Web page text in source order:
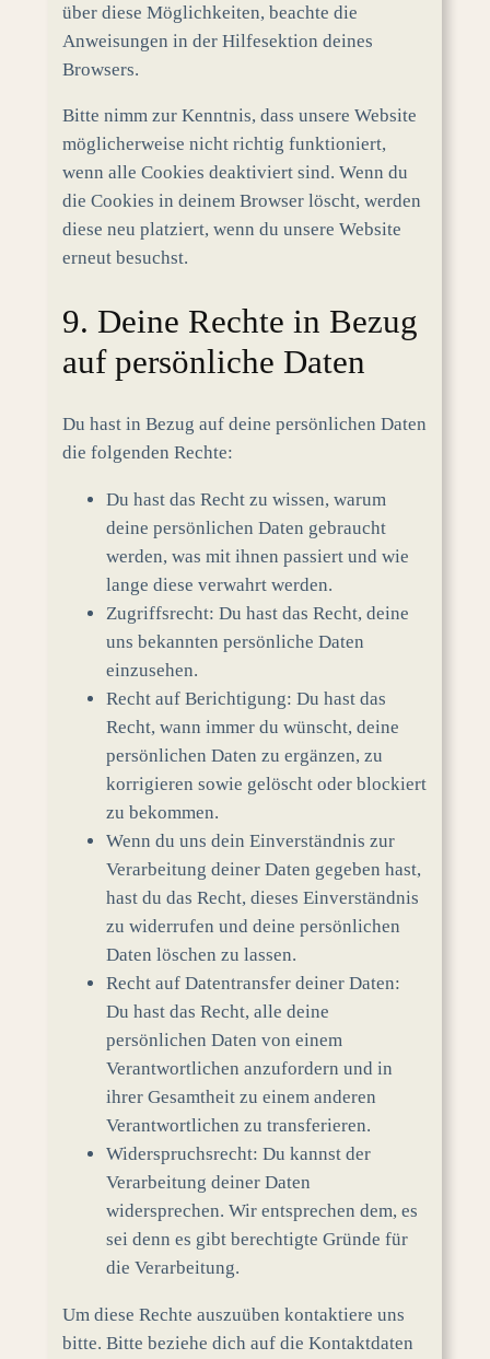
über diese Möglichkeiten, beachte die
Anweisungen in der Hilfesektion deines
Browsers.
Bitte nimm zur Kenntnis, dass unsere Website
möglicherweise nicht richtig funktioniert,
wenn alle Cookies deaktiviert sind. Wenn du
die Cookies in deinem Browser löscht, werden
diese neu platziert, wenn du unsere Website
erneut besuchst.
9. Deine Rechte in Bezug
auf persönliche Daten
Du hast in Bezug auf deine persönlichen Daten
die folgenden Rechte:
Du hast das Recht zu wissen, warum
deine persönlichen Daten gebraucht
werden, was mit ihnen passiert und wie
lange diese verwahrt werden.
Zugriffsrecht: Du hast das Recht, deine
uns bekannten persönliche Daten
einzusehen.
Recht auf Berichtigung: Du hast das
Recht, wann immer du wünscht, deine
persönlichen Daten zu ergänzen, zu
korrigieren sowie gelöscht oder blockiert
zu bekommen.
Wenn du uns dein Einverständnis zur
Verarbeitung deiner Daten gegeben hast,
hast du das Recht, dieses Einverständnis
zu widerrufen und deine persönlichen
Daten löschen zu lassen.
Recht auf Datentransfer deiner Daten:
Du hast das Recht, alle deine
persönlichen Daten von einem
Verantwortlichen anzufordern und in
ihrer Gesamtheit zu einem anderen
Verantwortlichen zu transferieren.
Widerspruchsrecht: Du kannst der
Verarbeitung deiner Daten
widersprechen. Wir entsprechen dem, es
sei denn es gibt berechtigte Gründe für
die Verarbeitung.
Um diese Rechte auszuüben kontaktiere uns
bitte. Bitte beziehe dich auf die Kontaktdaten